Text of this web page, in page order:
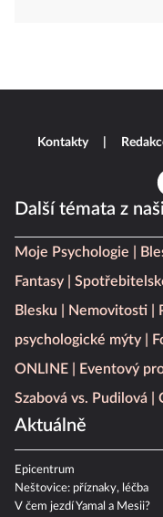
Další témata z
Moje Psychologie
Fantasy
Blesku
Nemovitosti
psychologické mýty
ONLINE
Eventový
Szabová vs. Pudilová
Aktuálně
Epicentrum
Neštovice: příznaky, léčba
V čem jezdí Yamal a Mesii?
Kontakty